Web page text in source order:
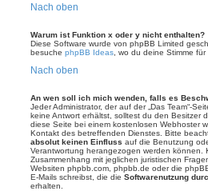
Nach oben
Warum ist Funktion x oder y nicht enthalten?
Diese Software wurde von phpBB Limited
besuche phpBB Ideas , wo du deine Stimme
Nach oben
An wen soll ich mich wenden, falls es
Jeder Administrator, der auf der „Das Team“-
keine Antwort erhältst, solltest du den Besitzer
diese Seite bei einem kostenlosen Webhoster
Kontakt des betreffenden Dienstes. Bitte
absolut keinen Einfluss auf die Benutzung
Verantwortung herangezogen werden
Zusammenhang mit jeglichen juristischen
Websiten phpbb.com, phpbb.de oder die
E-Mails schreibst, die die Softwarenutzung
erhalten.